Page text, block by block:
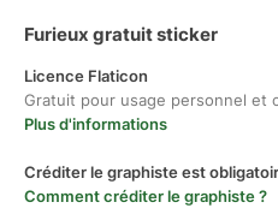
Furieux gratuit sticker
Licence Flaticon
Gratuit pour usage personnel et
Plus d'informations
Créditer le graphiste est
Comment créditer le graphiste ?